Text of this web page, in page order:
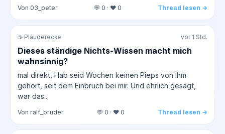
Von 03_peter 💬 0 · ❤️ 0 Thread lesen →
☕ Plauderecke vor 1 Std.
Dieses ständige Nichts-Wissen macht mich
wahnsinnig?
mal direkt, Hab seid Wochen keinen Pieps von ihm
gehört, seit dem Einbruch bei mir. Und ehrlich gesagt,
war das...
Von ralf_bruder 💬 0 · ❤️ 0 Thread lesen →